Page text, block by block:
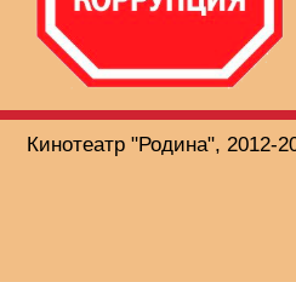
Кинотеатр "Родина", 2012-